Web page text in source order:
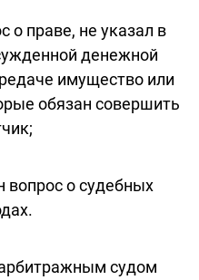
о праве, не указал в
денежной
имущество или
обязан совершить
вопрос о судебных
судом